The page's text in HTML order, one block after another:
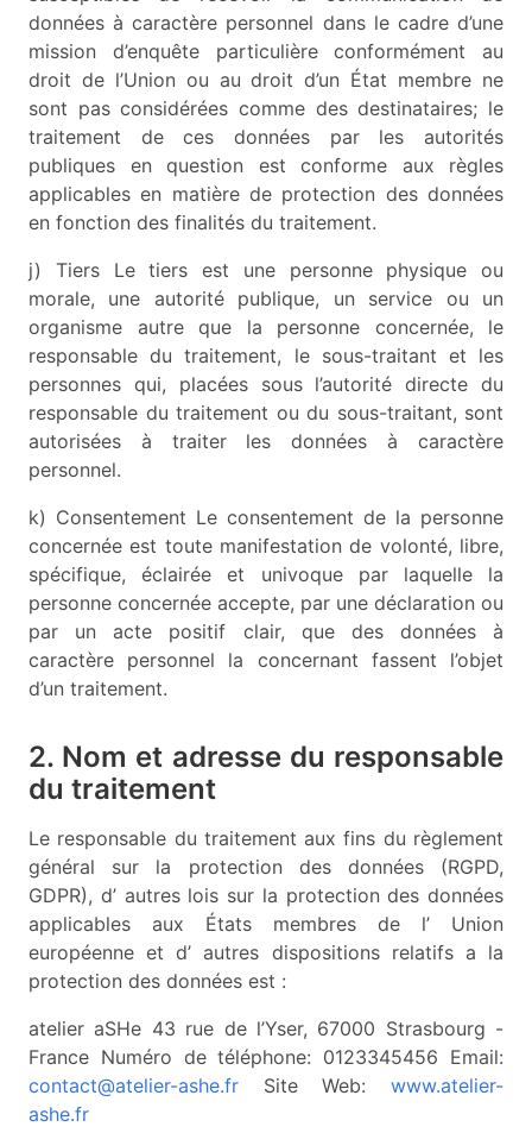
données à caractère personnel dans le cadre d’une
mission d’enquête particulière conformément au
droit de l’Union ou au droit d’un État membre ne
sont pas considérées comme des destinataires; le
traitement de ces données par les autorités
publiques en question est conforme aux règles
applicables en matière de protection des données
en fonction des finalités du traitement.
j) Τiers Le tiers est une personne physique ou
morale, une autorité publique, un service ou un
organisme autre que la personne concernée, le
responsable du traitement, le sous-traitant et les
personnes qui, placées sous l’autorité directe du
responsable du traitement ou du sous-traitant, sont
autorisées à traiter les données à caractère
personnel.
k) Consentement Le consentement de la personne
concernée est toute manifestation de volonté, libre,
spécifique, éclairée et univoque par laquelle la
personne concernée accepte, par une déclaration ou
par un acte positif clair, que des données à
caractère personnel la concernant fassent l’objet
d’un traitement.
2. Nom et adresse du responsable
du traitement
Le responsable du traitement aux fins du règlement
général sur la protection des données (RGPD,
GDPR), d’ autres lois sur la protection des données
applicables aux États membres de l’ Union
européenne et d’ autres dispositions relatifs a la
protection des données est :
atelier aSHe 43 rue de l’Yser, 67000 Strasbourg -
France Numéro de téléphone: 0123345456 Email:
contact@atelier-ashe.fr Site Web: www.atelier-
ashe.fr